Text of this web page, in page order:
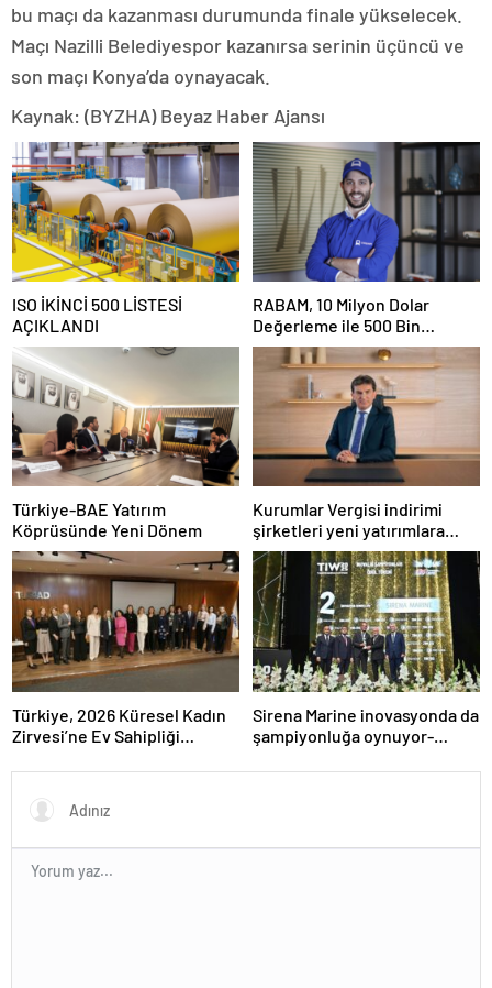
bu maçı da kazanması durumunda finale yükselecek.
Maçı Nazilli Belediyespor kazanırsa serinin üçüncü ve
son maçı Konya’da oynayacak.
Kaynak: (BYZHA) Beyaz Haber Ajansı
ISO İKİNCİ 500 LİSTESİ
AÇIKLANDI
RABAM, 10 Milyon Dolar
Değerleme ile 500 Bin
Dolarlık Yatırım Aldı
Türkiye-BAE Yatırım
Köprüsünde Yeni Dönem
Kurumlar Vergisi indirimi
şirketleri yeni yatırımlara
yönlendirecek
Türkiye, 2026 Küresel Kadın
Zirvesi’ne Ev Sahipliği
Sirena Marine inovasyonda da
şampiyonluğa oynuyor-